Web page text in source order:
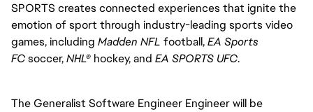
SPORTS creates connected experiences that ignite the
emotion of sport through industry-leading sports video
games, including Madden NFL football,EA Sports
FCsoccer,NHL® hockey, and EA SPORTS UFC.
The Generalist Software Engineer Engineer will be